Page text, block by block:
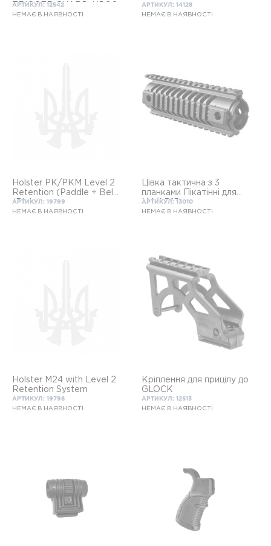
TRIGGER GUARD, KPOS
АРТИКУЛ: 12542
НЕМАЄ В НАЯВНОСТІ
АРТИКУЛ: 14128
НЕМАЄ В НАЯВНОСТІ
Holster PK/PKM Level 2
Retention (Paddle + Belt)
(Right)
АРТИКУЛ: 19799
НЕМАЄ В НАЯВНОСТІ
Цівка тактична з 3
планками Пікатінні для
M4/AR15
АРТИКУЛ: 13010
НЕМАЄ В НАЯВНОСТІ
Holster M24 with Level 2
Retention System
АРТИКУЛ: 19798
НЕМАЄ В НАЯВНОСТІ
Кріплення для прицілу до
GLOCK
АРТИКУЛ: 12513
НЕМАЄ В НАЯВНОСТІ